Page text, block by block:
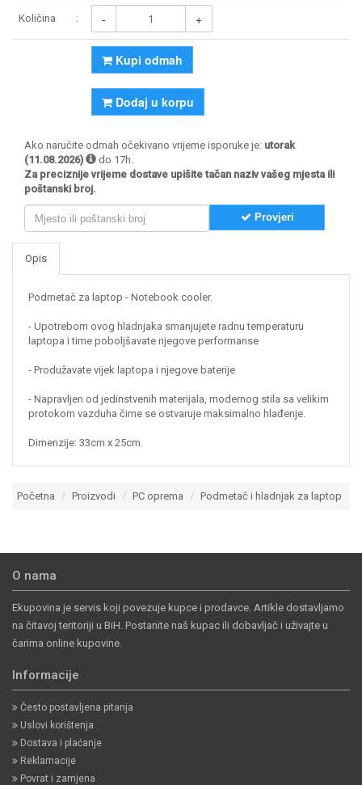
Količina - +
Kupi odmah
Dodaj u korpu
Ako naručite odmah očekivano vrijeme isporuke je: utorak
(11.08.2026)
do 17h.
Za preciznije vrijeme dostave upišite tačan naziv vašeg mjesta ili
poštanski broj.
Provjeri
Opis
Podmetač za laptop - Notebook cooler.
- Upotrebom ovog hladnjaka smanjujete radnu temperaturu
laptopa i time poboljšavate njegove performanse
- Produžavate vijek laptopa i njegove baterije
- Napravljen od jedinstvenih materijala, modernog stila sa velikim
protokom vazduha čime se ostvaruje maksimalno hlađenje.
Dimenzije: 33cm x 25cm.
Početna Proizvodi PC oprema Podmetač i hladnjak za laptop
O nama
Ekupovina je servis koji povezuje kupce i prodavce. Artikle dostavljamo
na čitavoj teritoriji u BiH. Postanite naš kupac ili dobavljač i uživajte u
čarima online kupovine.
Informacije
Često postavljena pitanja
Uslovi korištenja
Dostava i plaćanje
Reklamacije
Povrat i zamjena